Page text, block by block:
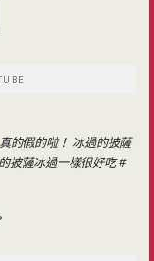
真的假的啦！ 冰過的披薩
披薩冰過一樣很好吃#